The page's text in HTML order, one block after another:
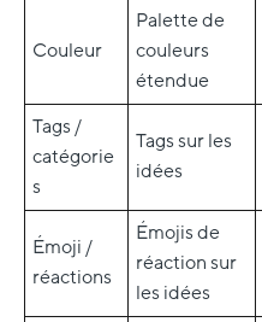
Couleur
Palette de
couleurs
étendue
Tags /
catégorie
s
Tags sur les
idées
Émoji /
réactions
Émojis de
réaction sur
les idées